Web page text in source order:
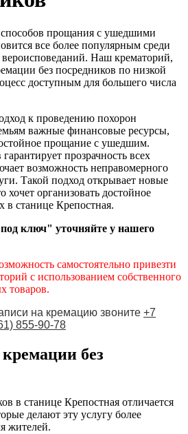
прощания с ушедшими
все более популярным среди
Наш крематорий,
без посредников по низкой
доступным для большего числа
к проведению похорон
важные финансовые ресурсы,
прощание с ушедшим.
прозрачность всех
возможность неправомерного
Такой подход открывает новые
хочет организовать достойное
в станице Крепостная.
ключ" уточняйте у нашего
самостоятельно привезти
с использованием собственного
товаров.
на кремацию звоните +7
855-90-78
без
в станице Крепостная отличается
делают эту услугу более
жителей.